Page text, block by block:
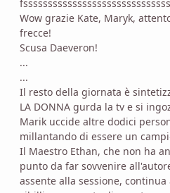
Wow grazie Kate, Maryk,
frecce!
Scusa Daeveron!
...
...
Il resto della giornata è
LA DONNA gurda la tv e si
Marik uccide altre dodici
millantando di essere un
Il Maestro Ethan, che non ha
punto da far sovvenire
assente alla sessione,